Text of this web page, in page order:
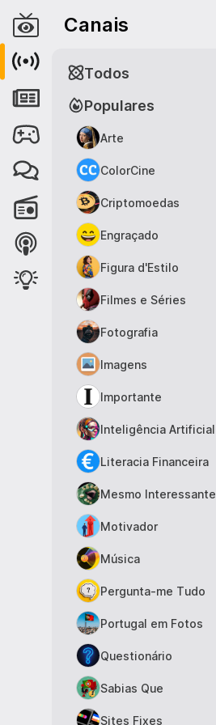
Canais
Populares
Arte
ColorCine
Criptomoedas
Engraçado
Figura d'Estilo
Filmes e Séries
Fotografia
Imagens
Importante
Inteligência Artificial
Literacia Financeira
Mesmo Interessante
Motivador
Música
Pergunta-me Tudo
Portugal em Fotos
Questionário
Sabias Que
Sites Fixes
Todos